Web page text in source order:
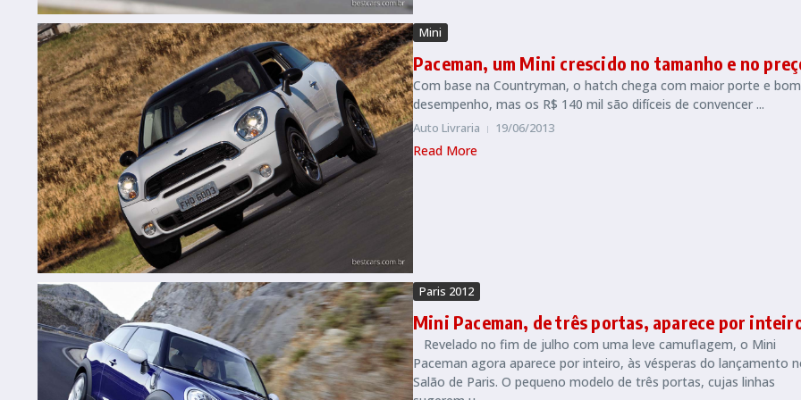
Mini
Paceman, um Mini crescido no tamanho e no
Com base na Countryman, o hatch chega com maior porte e bom
desempenho, mas os R$ 140 mil são difíceis de convencer ...
Auto Livraria 19/06/2013
Read More
Paris 2012
Mini Paceman, de três portas, aparece por
Revelado no fim de julho com uma leve camuflagem, o Mini
Paceman agora aparece por inteiro, às vésperas do lançamento
Salão de Paris. O pequeno modelo de três portas, cujas linhas